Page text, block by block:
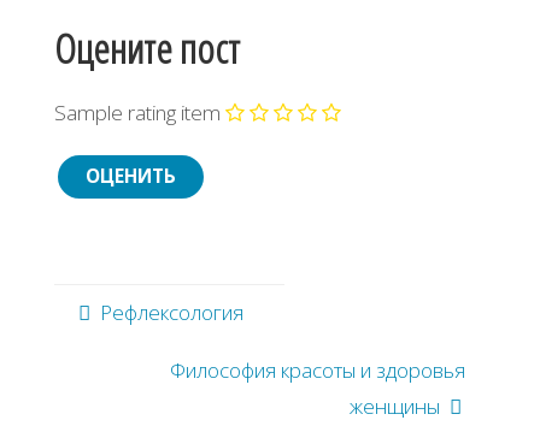
Оцените пост
Sample rating item
Рефлексология
Философия красоты и здоровья
женщины